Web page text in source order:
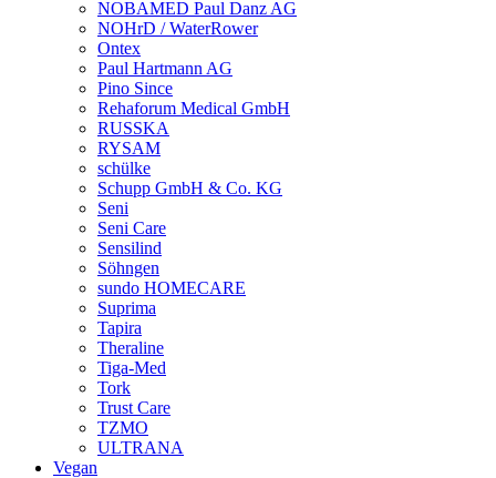
NOBAMED Paul Danz AG
NOHrD / WaterRower
Ontex
Paul Hartmann AG
Pino Since
Rehaforum Medical GmbH
RUSSKA
RYSAM
schülke
Schupp GmbH & Co. KG
Seni
Seni Care
Sensilind
Söhngen
sundo HOMECARE
Suprima
Tapira
Theraline
Tiga-Med
Tork
Trust Care
TZMO
ULTRANA
Vegan